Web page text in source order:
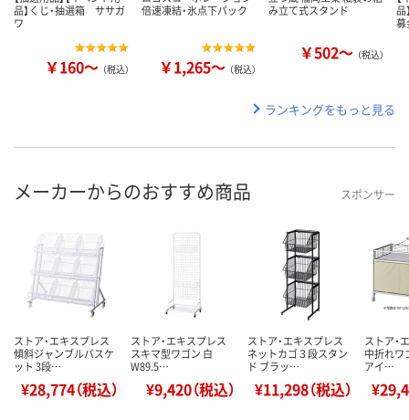
品】くじ・抽選箱 ササガ
ワ
￥160～ （税込）
倍速凍結・氷点下パック
￥1,265～ （税込）
み立て式スタンド
￥502～ （税込）
品
ランキングをもっと見る
メーカーからのおすすめ商品 スポンサー
ストア・エキスプレス
傾斜ジャンブルバスケ
ット 3段…
¥28,774（税込）
ストア・エキスプレス
スキマ型ワゴン 白
W89.5…
¥9,420（税込）
ストア・エキスプレス
ネットカゴ３段スタン
ド ブラッ…
¥11,298（税込）
ストア・
中折れワ
アイ…